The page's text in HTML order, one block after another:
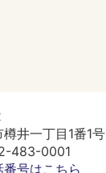
井一丁目1番1号
483-0001
号はこちら